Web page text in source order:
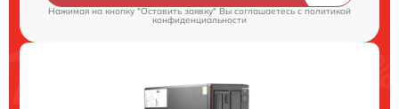
Нажимая на кнопку "Оставить заявку" Вы соглашаетесь cполитикой
конфиденциальности